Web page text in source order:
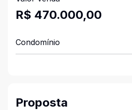
R$ 470.000,00
Condomínio
Proposta